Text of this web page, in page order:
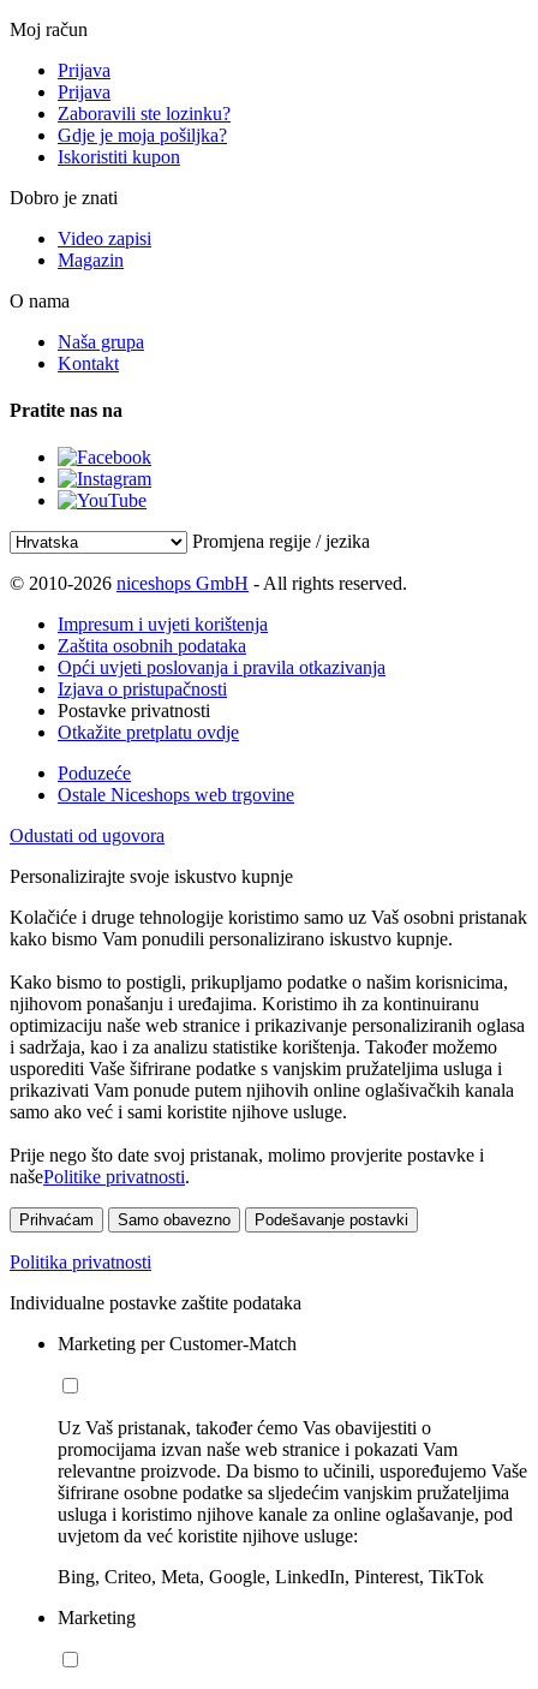
Moj račun
Prijava
Prijava
Zaboravili ste lozinku?
Gdje je moja pošiljka?
Iskoristiti kupon
Dobro je znati
Video zapisi
Magazin
O nama
Naša grupa
Kontakt
Pratite nas na
Promjena regije / jezika
© 2010-2026 niceshops GmbH - All rights reserved.
Impresum i uvjeti korištenja
Zaštita osobnih podataka
Opći uvjeti poslovanja i pravila otkazivanja
Izjava o pristupačnosti
Postavke privatnosti
Otkažite pretplatu ovdje
Poduzeće
Ostale Niceshops web trgovine
Odustati od ugovora
Personalizirajte svoje iskustvo kupnje
Kolačiće i druge tehnologije koristimo samo uz Vaš osobni pristanak
kako bismo Vam ponudili personalizirano iskustvo kupnje.
Kako bismo to postigli, prikupljamo podatke o našim korisnicima,
njihovom ponašanju i uređajima. Koristimo ih za kontinuiranu
optimizaciju naše web stranice i prikazivanje personaliziranih oglasa
i sadržaja, kao i za analizu statistike korištenja. Također možemo
usporediti Vaše šifrirane podatke s vanjskim pružateljima usluga i
prikazivati Vam ponude putem njihovih online oglašivačkih kanala
samo ako već i sami koristite njihove usluge.
Prije nego što date svoj pristanak, molimo provjerite postavke i
našePolitike privatnosti.
Prihvaćam Samo obavezno Podešavanje postavki
Politika privatnosti
Individualne postavke zaštite podataka
Marketing per Customer-Match
Uz Vaš pristanak, također ćemo Vas obavijestiti o
promocijama izvan naše web stranice i pokazati Vam
relevantne proizvode. Da bismo to učinili, uspoređujemo Vaše
šifrirane osobne podatke sa sljedećim vanjskim pružateljima
usluga i koristimo njihove kanale za online oglašavanje, pod
uvjetom da već koristite njihove usluge:
Bing, Criteo, Meta, Google, LinkedIn, Pinterest, TikTok
Marketing